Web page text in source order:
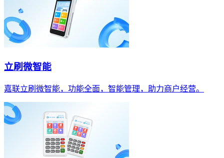
立刷微智能
嘉联立刷微智能，功能全面，智能管理，助力商户经营。